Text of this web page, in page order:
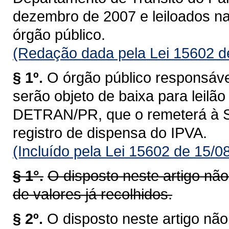
dezembro de 2007 e leiloados
órgão público.
(Redação dada pela Lei 15602
§ 1º. O órgão público
serão objeto de baixa para
DETRAN/PR, que o remeterá à
registro de dispensa do IPVA.
(Incluído pela Lei 15602 de 15/
§ 1°. O disposto neste artigo
de valores já recolhidos.
§ 2º. O disposto neste artigo